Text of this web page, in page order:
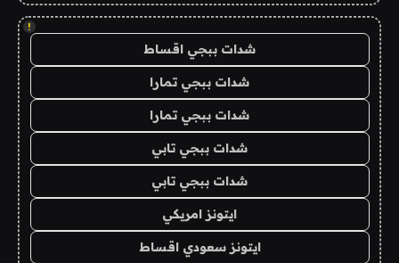
!
شدات ببجي اقساط
شدات ببجي تمارا
شدات ببجي تمارا
شدات ببجي تابي
شدات ببجي تابي
ايتونز امريكي
ايتونز سعودي اقساط